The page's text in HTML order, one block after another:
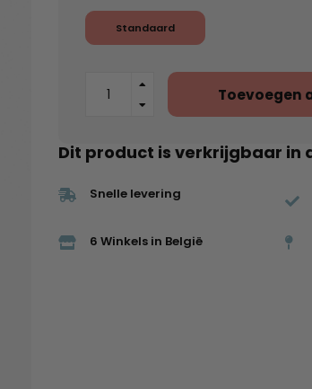
Standaard
Toevoegen
Dit product is verkrijgbaar in
Snelle levering
6 Winkels in België